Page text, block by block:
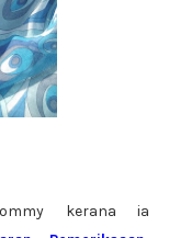
kerana ia